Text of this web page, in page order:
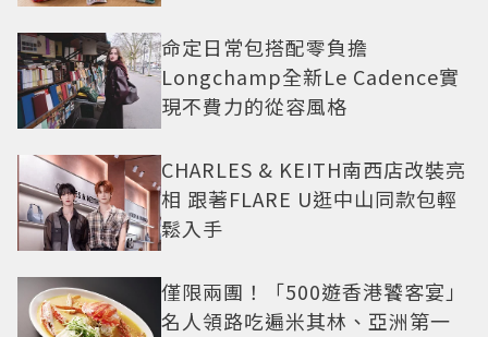
命定日常包搭配零負擔
Longchamp全新Le Cadence實
現不費力的從容風格
CHARLES & KEITH南西店改裝亮
相 跟著FLARE U逛中山同款包輕
鬆入手
僅限兩團！「500遊香港饕客宴」
名人領路吃遍米其林、亞洲第一